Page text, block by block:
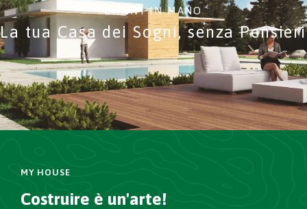
CHIAVI IN MANO
La tua Casa dei Sogni, senza Pensieri
MY HOUSE
Costruire è un'arte!